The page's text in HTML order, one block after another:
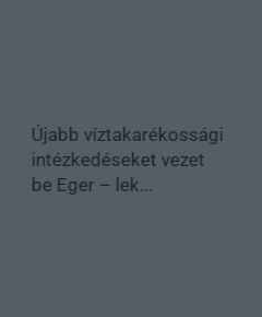
Újabb víztakarékossági
intézkedéseket vezet
be Eger – lek...